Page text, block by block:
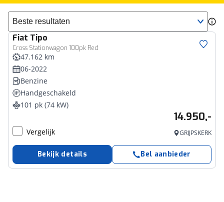
Sorteer resultaten
Fiat Tipo
Cross Stationwagon 100pk Red
47.162 km
06-2022
Benzine
Handgeschakeld
101 pk (74 kW)
14.950,-
Vergelijk GRIJPSKERK
Bekijk details Bel aanbieder